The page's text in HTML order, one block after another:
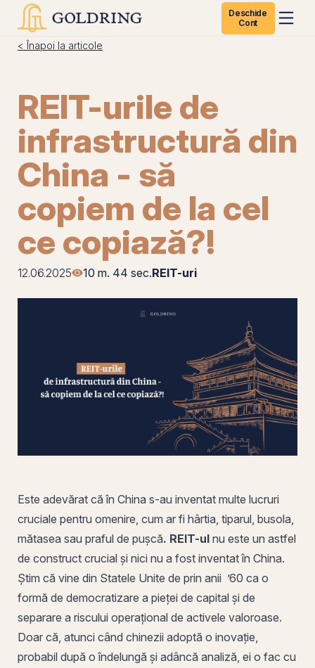
Deschide
Cont
< Înapoi la articole
REIT-urile de
infrastructură din
China - să
copiem de la cel
ce copiază?!
12.06.2025 10 m. 44 sec.REIT-uri
Este adevărat că în China s-au inventat multe lucruri
cruciale pentru omenire, cum ar fi hârtia, tiparul, busola,
mătasea sau praful de pușcă. REIT-ul nu este un astfel
de construct crucial și nici nu a fost inventat în China.
Știm că vine din Statele Unite de prin anii ’60 ca o
formă de democratizare a pieței de capital și de
separare a riscului operațional de activele valoroase.
Doar că, atunci când chinezii adoptă o inovație,
probabil după o îndelungă și adâncă analiză, ei o fac cu